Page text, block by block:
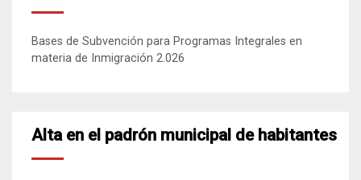
Bases de Subvención para Programas Integrales en
materia de Inmigración 2.026
Alta en el padrón municipal de habitantes